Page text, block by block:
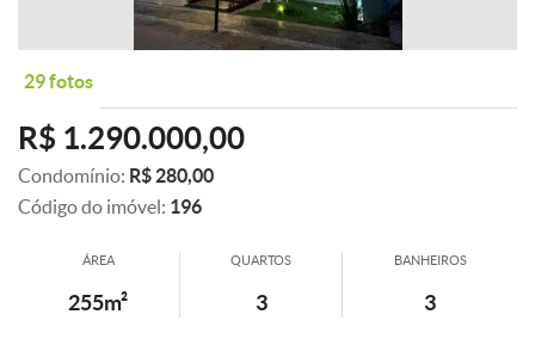
29 fotos
R$ 1.290.000,00
Condomínio: R$ 280,00
Código do imóvel: 196
ÁREA
255m²
QUARTOS
3
BANHEIROS
3